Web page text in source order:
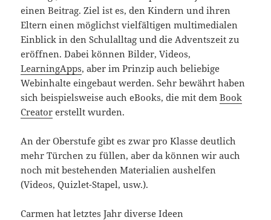
einen Beitrag. Ziel ist es, den Kindern und ihren
Eltern einen möglichst vielfältigen multimedialen
Einblick in den Schulalltag und die Adventszeit zu
eröffnen. Dabei können Bilder, Videos,
LearningApps, aber im Prinzip auch beliebige
Webinhalte eingebaut werden. Sehr bewährt haben
sich beispielsweise auch eBooks, die mit demBook
Creator erstellt wurden.
An der Oberstufe gibt es zwar pro Klasse deutlich
mehr Türchen zu füllen, aber da können wir auch
noch mit bestehenden Materialien aushelfen
(Videos, Quizlet-Stapel, usw.).
Carmen hat letztes Jahr diverse Ideen